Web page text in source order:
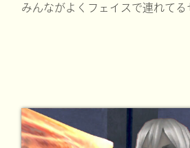
みんながよくフェイスで連れてる